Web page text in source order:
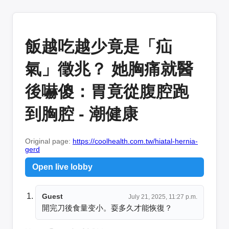
飯越吃越少竟是「疝
氣」徵兆？ 她胸痛就醫
後嚇傻：胃竟從腹腔跑
到胸腔 - 潮健康
Original page: https://coolhealth.com.tw/hiatal-hernia-
gerd
Open live lobby
Guest July 21, 2025, 11:27 p.m.
開完刀後食量变小。耍多久才能恢復？